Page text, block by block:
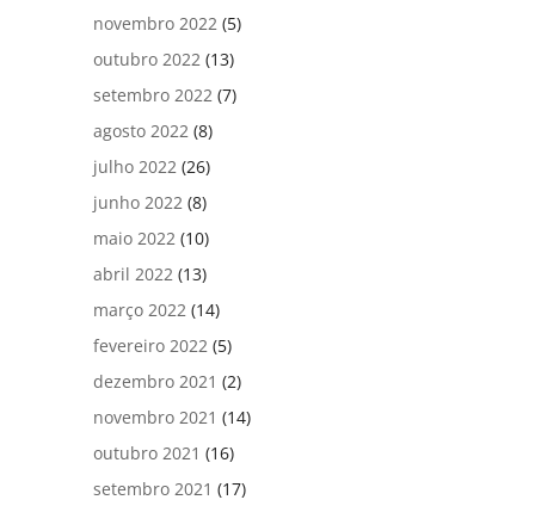
novembro 2022 (5)
outubro 2022 (13)
setembro 2022 (7)
agosto 2022 (8)
julho 2022 (26)
junho 2022 (8)
maio 2022 (10)
abril 2022 (13)
março 2022 (14)
fevereiro 2022 (5)
dezembro 2021 (2)
novembro 2021 (14)
outubro 2021 (16)
setembro 2021 (17)